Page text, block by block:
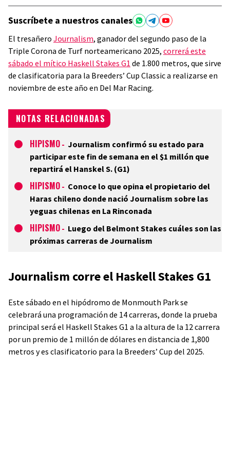
Suscríbete a nuestros canales
El tresañero Journalism, ganador del segundo paso de la
Triple Corona de Turf norteamericano 2025, correrá este
sábado el mítico Haskell Stakes G1 de 1.800 metros, que sirve
de clasificatoria para la Breeders’ Cup Classic a realizarse en
noviembre de este año en Del Mar Racing.
NOTAS RELACIONADAS
HIPISMO - Journalism confirmó su estado para
participar este fin de semana en el $1 millón que
repartirá el Hanskel S. (G1)
HIPISMO - Conoce lo que opina el propietario del
Haras chileno donde nació Journalism sobre las
yeguas chilenas en La Rinconada
HIPISMO - Luego del Belmont Stakes cuáles son las
próximas carreras de Journalism
Journalism corre el Haskell Stakes G1
Este sábado en el hipódromo de Monmouth Park se
celebrará una programación de 14 carreras, donde la prueba
principal será el Haskell Stakes G1 a la altura de la 12 carrera
por un premio de 1 millón de dólares en distancia de 1,800
metros y es clasificatorio para la Breeders’ Cup del 2025.